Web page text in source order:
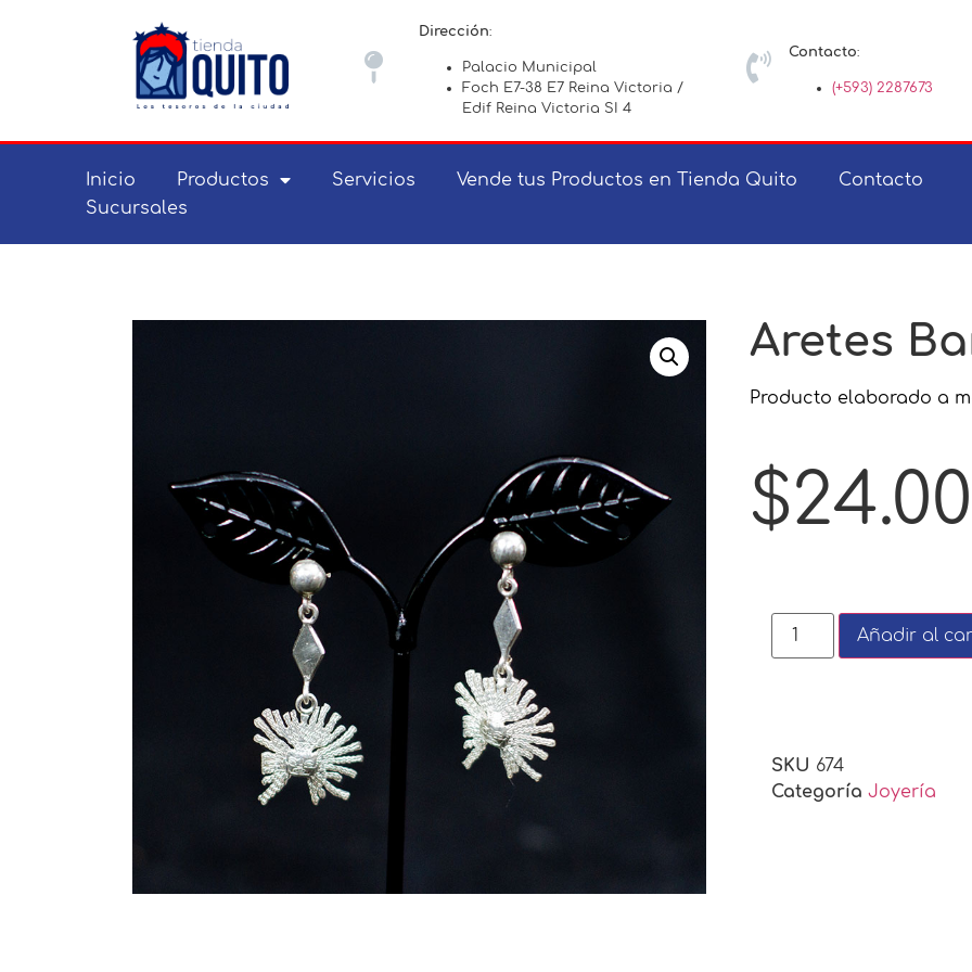
Dirección:
Palacio Municipal
Foch E7-38 E7 Reina Victoria /
Edif Reina Victoria SI 4
Contacto:
(+593) 2287673
Inicio Productos Servicios Vende tus Productos en Tienda Quito
Contacto
Sucursales
Aretes
Producto elaborado a
$24.00
Añadir al
SKU 674
Categoría Joyería